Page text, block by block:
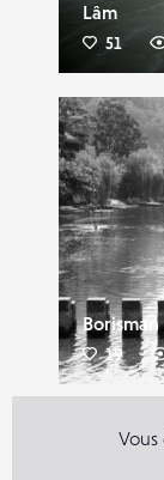
Lâm
51
Borisman
19
Vous